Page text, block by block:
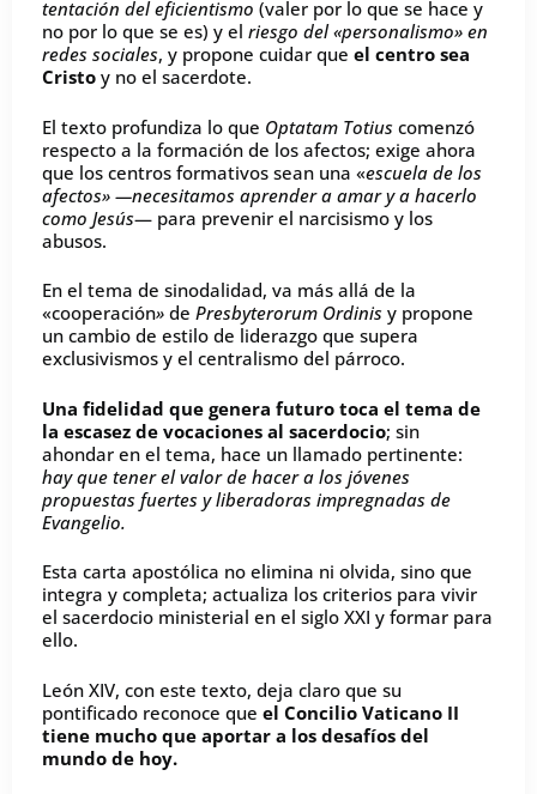
tentación del eficientismo (valer por lo que se hace y
no por lo que se es) y el riesgo del «personalismo» en
redes sociales, y propone cuidar que el centro sea
Cristo y no el sacerdote.
El texto profundiza lo que Optatam Totius comenzó
respecto a la formación de los afectos; exige ahora
que los centros formativos sean una «escuela de los
afectos» —necesitamos aprender a amar y a hacerlo
como Jesús— para prevenir el narcisismo y los
abusos.
En el tema de sinodalidad, va más allá de la
«cooperación» de Presbyterorum Ordinis y propone
un cambio de estilo de liderazgo que supera
exclusivismos y el centralismo del párroco.
Una fidelidad que genera futuro toca el tema de
la escasez de vocaciones al sacerdocio; sin
ahondar en el tema, hace un llamado pertinente:
hay que tener el valor de hacer a los jóvenes
propuestas fuertes y liberadoras impregnadas de
Evangelio.
Esta carta apostólica no elimina ni olvida, sino que
integra y completa; actualiza los criterios para vivir
el sacerdocio ministerial en el siglo XXI y formar para
ello.
León XIV, con este texto, deja claro que su
pontificado reconoce que el Concilio Vaticano II
tiene mucho que aportar a los desafíos del
mundo de hoy.